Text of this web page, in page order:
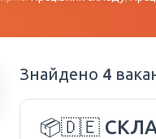
Знайдено 4
📦🇩🇪